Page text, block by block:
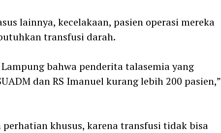
lainnya, kecelakaan, pasien operasi mereka
transfusi darah.
bahwa penderita talasemia yang
dan RS Imanuel kurang lebih 200 pasien,”
khusus, karena transfusi tidak bisa